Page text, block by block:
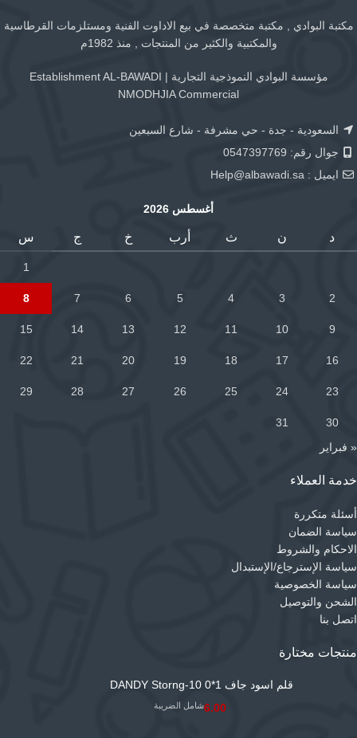
مكتبة البوادي , مكتبة متخصصة في بيع الاداوت الفنية ومستلزمات القرطاسية
والمكتبية والكثير من المنتجات , منذ 1982م
مؤسسة البوادي النموذجية التجارية | Establishment AL-BAWADI
NMODHJIA Commercial
السعودية - جدة - حي مشرفة - شارع السبعين
جوال رقم: 0547397769
ايميل : Help@albawadi.sa
أغسطس 2026
د ن ث أرب خ ج س
1
2
3
4
5
6
7
8
9
10
11
12
13
14
15
16
17
18
19
20
21
22
23
24
25
26
27
28
29
30
31
« فبراير
خدمة العملاء
أسئلة متكررة
سياسة الضمان
الاحكام والشروط
سياسة الإسترجاع/الإستبدال
سياسة الخصوصية
الشحن والتوصيل
اتصل بنا
منتجات مختارة
قلم اسود جاف 1*0 DANDY Storng-10
6.00شامل الضريبة